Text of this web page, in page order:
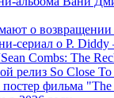
о возвращении
сериал о P.
Combs: The
релиз So Close To
фильма